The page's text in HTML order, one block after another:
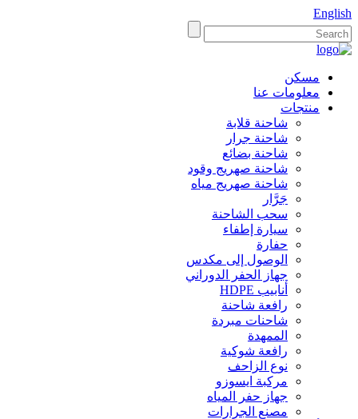
English
مسكن
معلومات عنا
منتجات
شاحنة قلابة
شاحنة جرار
شاحنة بضائع
شاحنة صهريج وقود
شاحنة صهريج مياه
جَرَّار
سحب الشاحنة
سيارة إطفاء
حفارة
الوصول إلى مكدس
جهاز الحفر الدوراني
أنابيب HDPE
رافعة شاحنة
شاحنات مبردة
الممهدة
رافعة شوكية
نوع الزاحف
مركبة ايسوزو
جهاز حفر المياه
مصنع الجرارات